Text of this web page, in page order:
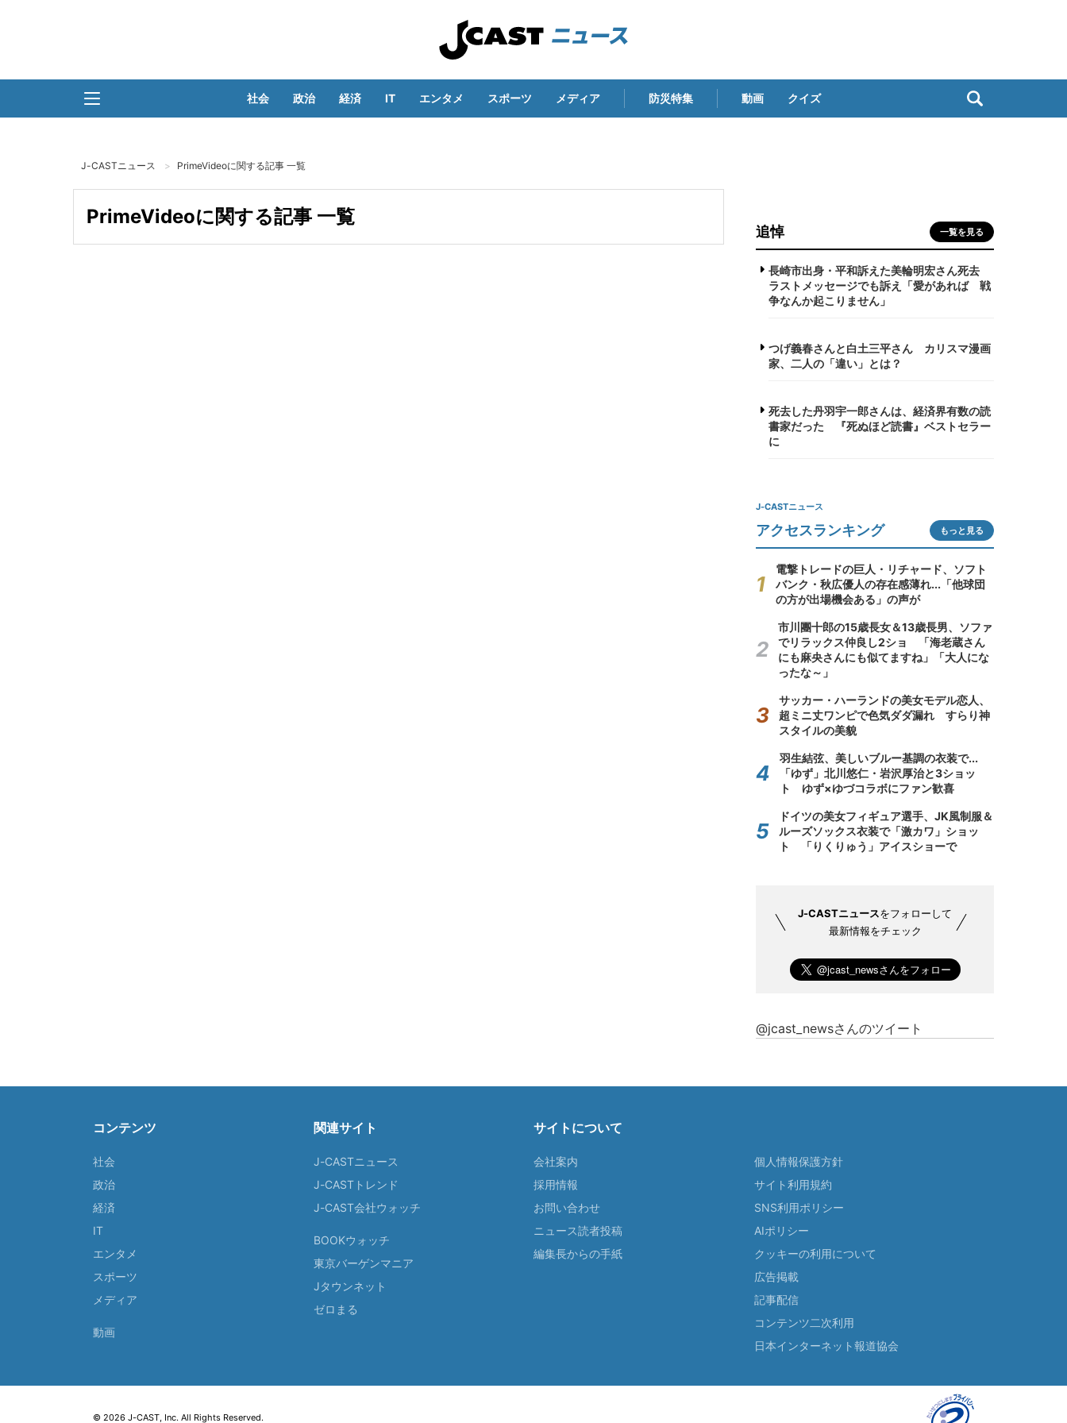
社会 政治 経済 IT エンタメ スポーツ メディア 防災特集 動画 クイズ
J-CASTニュース PrimeVideoに関する記事 一覧
PrimeVideoに関する記事 一覧
追悼 一覧を見る
長崎市出身・平和訴えた美輪明宏さん死去
ラストメッセージでも訴え「愛があれば 戦
争なんか起こりません」
つげ義春さんと白土三平さん カリスマ漫画
家、二人の「違い」とは？
死去した丹羽宇一郎さんは、経済界有数の読
書家だった 『死ぬほど読書』ベストセラー
に
J-CASTニュース
アクセスランキング もっと見る
電撃トレードの巨人・リチャード、ソフト
バンク・秋広優人の存在感薄れ...「他球団
の方が出場機会ある」の声が
市川團十郎の15歳長女＆13歳長男、ソファ
でリラックス仲良し2ショ 「海老蔵さん
にも麻央さんにも似てますね」「大人にな
ったな～」
サッカー・ハーランドの美女モデル恋人、
超ミニ丈ワンピで色気ダダ漏れ すらり神
スタイルの美貌
羽生結弦、美しいブルー基調の衣装で...
「ゆず」北川悠仁・岩沢厚治と3ショッ
ト ゆず×ゆづコラボにファン歓喜
ドイツの美女フィギュア選手、JK風制服＆
ルーズソックス衣装で「激カワ」ショッ
ト 「りくりゅう」アイスショーで
J-CASTニュースをフォローして
最新情報をチェック
@jcast_newsさんのツイート
コンテンツ
社会
政治
経済
IT
エンタメ
スポーツ
メディア
動画
関連サイト
J-CASTニュース
J-CASTトレンド
J-CAST会社ウォッチ
BOOKウォッチ
東京バーゲンマニア
Jタウンネット
ゼロまる
サイトについて
会社案内
採用情報
お問い合わせ
ニュース読者投稿
編集長からの手紙
個人情報保護方針
サイト利用規約
SNS利用ポリシー
AIポリシー
クッキーの利用について
広告掲載
記事配信
コンテンツ二次利用
日本インターネット報道協会
© 2026 J-CAST, Inc. All Rights Reserved.